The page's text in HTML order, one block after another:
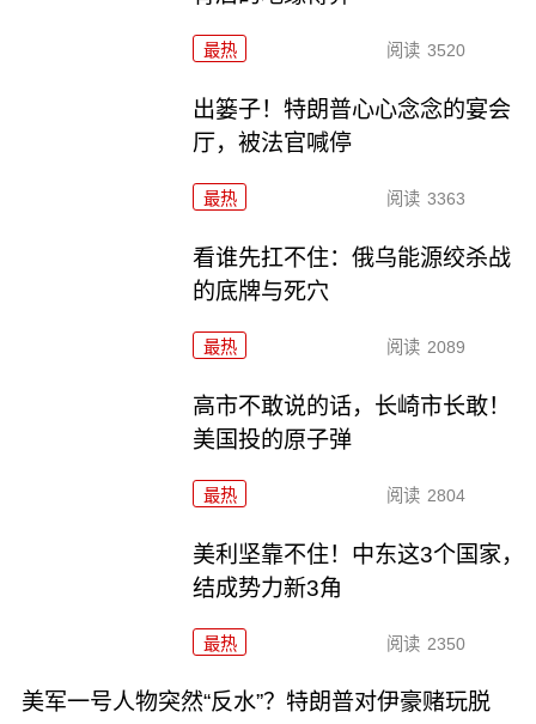
最热 阅读 3520
出篓子！特朗普心心念念的宴会
厅，被法官喊停
最热 阅读 3363
看谁先扛不住：俄乌能源绞杀战
的底牌与死穴
最热 阅读 2089
高市不敢说的话，长崎市长敢！
美国投的原子弹
最热 阅读 2804
美利坚靠不住！中东这3个国家，
结成势力新3角
最热 阅读 2350
美军一号人物突然“反水”？特朗普对伊豪赌玩脱